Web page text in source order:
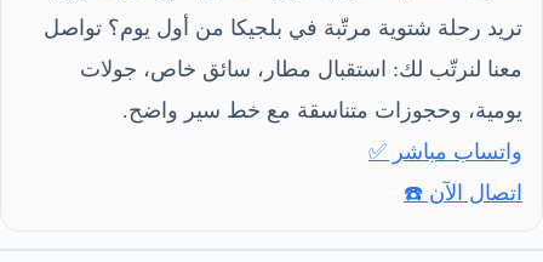
تريد رحلة شتوية مرتّبة في بلجيكا من أول يوم؟ تواصل
معنا لنرتّب لك: استقبال مطار، سائق خاص، جولات
يومية، وحجوزات متناسقة مع خط سير واضح.
واتساب مباشر ✅
اتصال الآن ☎️